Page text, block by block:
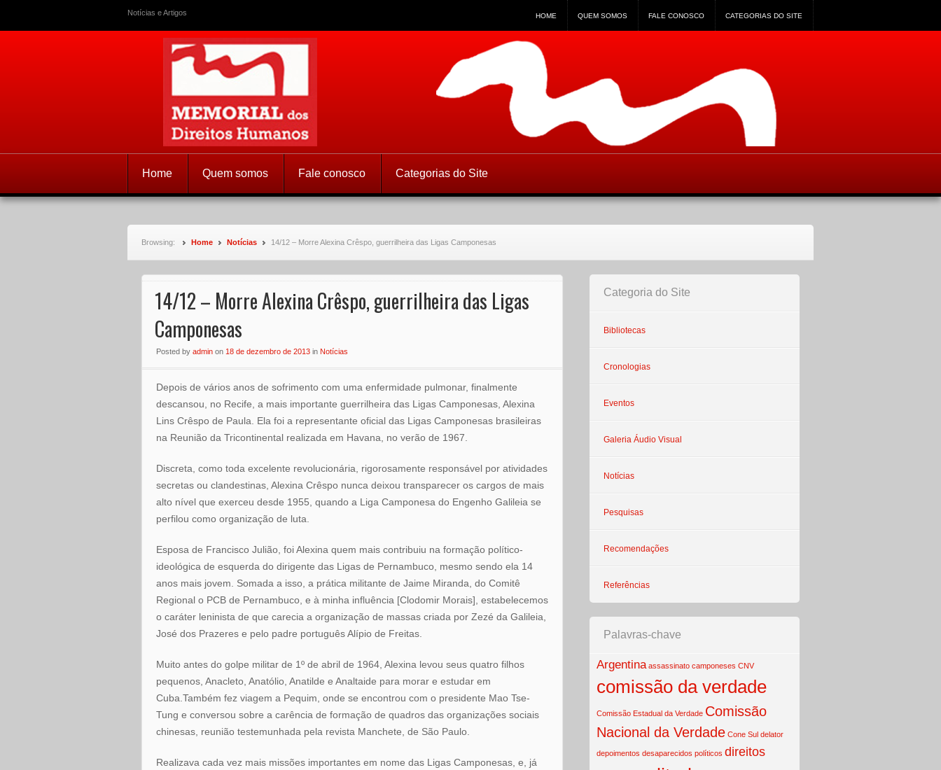
Notícias e Artigos HOME QUEM SOMOS FALE CONOSCO CATEGORIAS DO SITE
Memorial dos Direitos Humanos
Home Quem somos Fale conosco Categorias do Site
Browsing: Home Notícias 14/12 – Morre Alexina Crêspo, guerrilheira das Ligas Camponesas
14/12 – Morre Alexina Crêspo, guerrilheira das Ligas
Camponesas
Posted by admin on 18 de dezembro de 2013 in Notícias
Depois de vários anos de sofrimento com uma enfermidade pulmonar, finalmente
descansou, no Recife, a mais importante guerrilheira das Ligas Camponesas, Alexina
Lins Crêspo de Paula. Ela foi a representante oficial das Ligas Camponesas brasileiras
na Reunião da Tricontinental realizada em Havana, no verão de 1967.
Discreta, como toda excelente revolucionária, rigorosamente responsável por atividades
secretas ou clandestinas, Alexina Crêspo nunca deixou transparecer os cargos de mais
alto nível que exerceu desde 1955, quando a Liga Camponesa do Engenho Galileia se
perfilou como organização de luta.
Esposa de Francisco Julião, foi Alexina quem mais contribuiu na formação político-
ideológica de esquerda do dirigente das Ligas de Pernambuco, mesmo sendo ela 14
anos mais jovem. Somada a isso, a prática militante de Jaime Miranda, do Comitê
Regional o PCB de Pernambuco, e à minha influência [Clodomir Morais], estabelecemos
o caráter leninista de que carecia a organização de massas criada por Zezé da Galileia,
José dos Prazeres e pelo padre português Alípio de Freitas.
Muito antes do golpe militar de 1º de abril de 1964, Alexina levou seus quatro filhos
pequenos, Anacleto, Anatólio, Anatilde e Analtaide para morar e estudar em
Cuba.Também fez viagem a Pequim, onde se encontrou com o presidente Mao Tse-
Tung e conversou sobre a carência de formação de quadros das organizações sociais
chinesas, reunião testemunhada pela revista Manchete, de São Paulo.
Realizava cada vez mais missões importantes em nome das Ligas Camponesas, e, já
Categoria do Site
Bibliotecas
Cronologias
Eventos
Galeria Áudio Visual
Notícias
Pesquisas
Recomendações
Referências
Palavras-chave
Argentina assassinato camponeses CNV
comissão da verdade
Comissão Estadual da Verdade Comissão
Nacional da Verdade Cone Sul delator
depoimentos desaparecidos políticos direitos